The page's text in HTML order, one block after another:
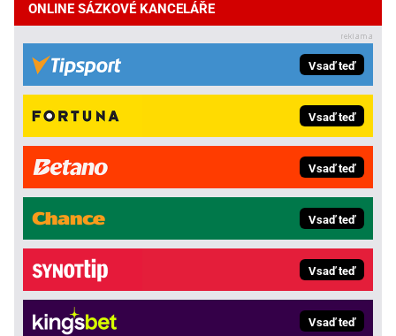
ONLINE SÁZKOVÉ KANCELÁŘE
Vsaď teď
Vsaď teď
Vsaď teď
Vsaď teď
Vsaď teď
Vsaď teď